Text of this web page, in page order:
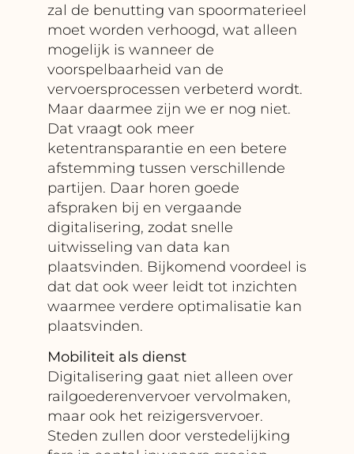
zal de benutting van spoormaterieel
moet worden verhoogd, wat alleen
mogelijk is wanneer de
voorspelbaarheid van de
vervoersprocessen verbeterd wordt.
Maar daarmee zijn we er nog niet.
Dat vraagt ook meer
ketentransparantie en een betere
afstemming tussen verschillende
partijen. Daar horen goede
afspraken bij en vergaande
digitalisering, zodat snelle
uitwisseling van data kan
plaatsvinden. Bijkomend voordeel is
dat dat ook weer leidt tot inzichten
waarmee verdere optimalisatie kan
plaatsvinden.
Mobiliteit als dienst
Digitalisering gaat niet alleen over
railgoederenvervoer vervolmaken,
maar ook het reizigersvervoer.
Steden zullen door verstedelijking